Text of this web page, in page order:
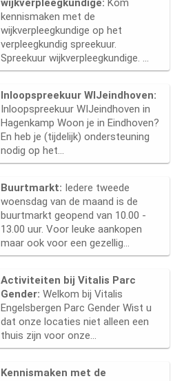
wijkverpleegkundige: Kom
kennismaken met de
wijkverpleegkundige op het
verpleegkundig spreekuur.
Spreekuur wijkverpleegkundige. ...
Inloopspreekuur WIJeindhoven:
Inloopspreekuur WIJeindhoven in
Hagenkamp Woon je in Eindhoven?
En heb je (tijdelijk) ondersteuning
nodig op het...
Buurtmarkt: Iedere tweede
woensdag van de maand is de
buurtmarkt geopend van 10.00 -
13.00 uur. Voor leuke aankopen
maar ook voor een gezellig...
Activiteiten bij Vitalis Parc
Gender: Welkom bij Vitalis
Engelsbergen Parc Gender Wist u
dat onze locaties niet alleen een
thuis zijn voor onze...
Kennismaken met de